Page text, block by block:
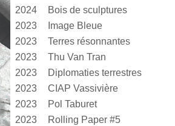
2024
Bois de sculptures
2023
Image Bleue
2023
Terres résonnantes
2023
Thu Van Tran
2023
Diplomaties terrestres
2023
CIAP Vassivière
2023
Pol Taburet
2023
Rolling Paper #5